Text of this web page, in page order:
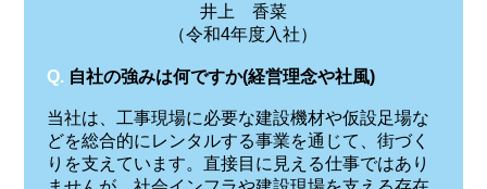
井上 香菜
（令和4年度入社）
Q. 自社の強みは何ですか(経営理念や社風)
当社は、工事現場に必要な建設機材や仮設足場な
どを総合的にレンタルする事業を通じて、街づく
りを支えています。直接目に見える仕事ではあり